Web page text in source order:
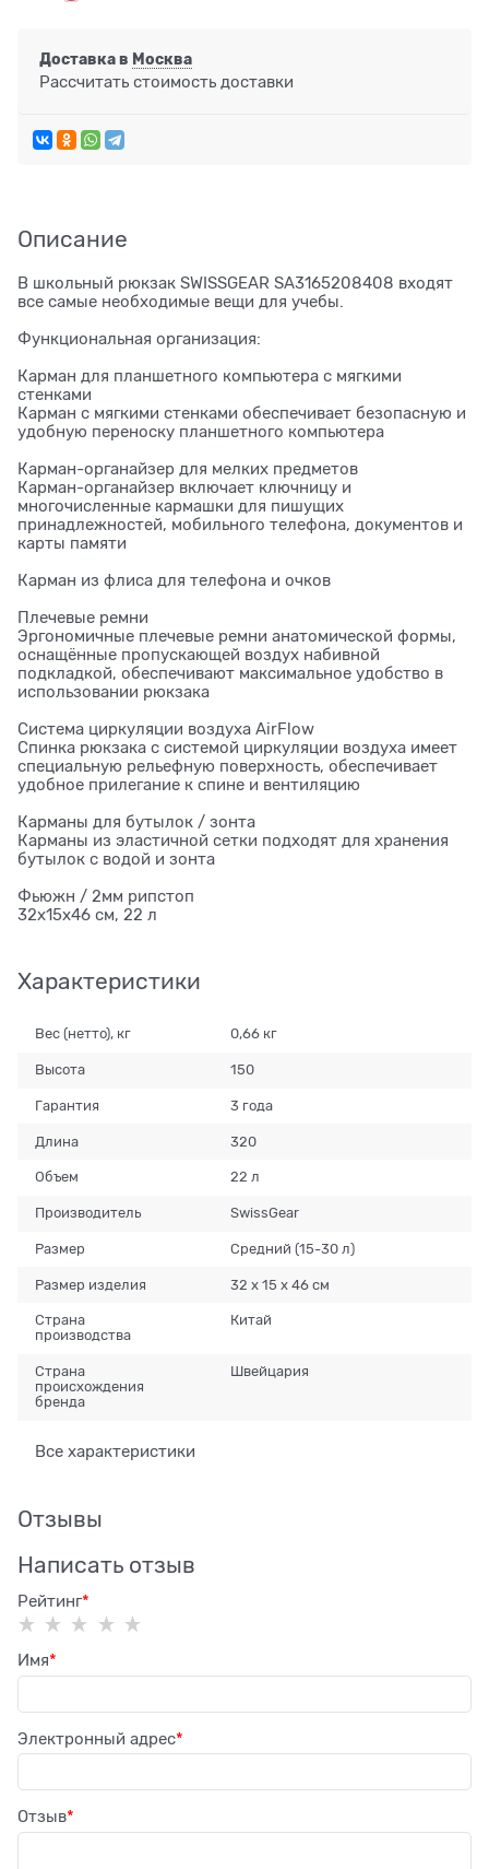
Доставка в Москва
Рассчитать стоимость доставки
Описание
В школьный рюкзак SWISSGEAR SA3165208408 входят
все самые необходимые вещи для учебы.
Функциональная организация:
Карман для планшетного компьютера с мягкими
стенками
Карман с мягкими стенками обеспечивает безопасную и
удобную переноску планшетного компьютера
Карман-органайзер для мелких предметов
Карман-органайзер включает ключницу и
многочисленные кармашки для пишущих
принадлежностей, мобильного телефона, документов и
карты памяти
Карман из флиса для телефона и очков
Плечевые ремни
Эргономичные плечевые ремни анатомической формы,
оснащённые пропускающей воздух набивной
подкладкой, обеспечивают максимальное удобство в
использовании рюкзака
Система циркуляции воздуха AirFlow
Спинка рюкзака с системой циркуляции воздуха имеет
специальную рельефную поверхность, обеспечивает
удобное прилегание к спине и вентиляцию
Карманы для бутылок / зонта
Карманы из эластичной сетки подходят для хранения
бутылок с водой и зонта
Фьюжн / 2мм рипстоп
32х15х46 см, 22 л
Характеристики
Вес (нетто), кг 0,66 кг
Высота 150
Гарантия 3 года
Длина 320
Объем 22 л
Производитель SwissGear
Размер Средний (15-30 л)
Размер изделия 32 х 15 х 46 см
Страна
производства
Китай
Страна
происхождения
бренда
Швейцария
Все характеристики
Отзывы
Написать отзыв
Рейтинг
Имя
Электронный адрес
Отзыв